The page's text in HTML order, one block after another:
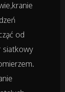
od
siatkowy